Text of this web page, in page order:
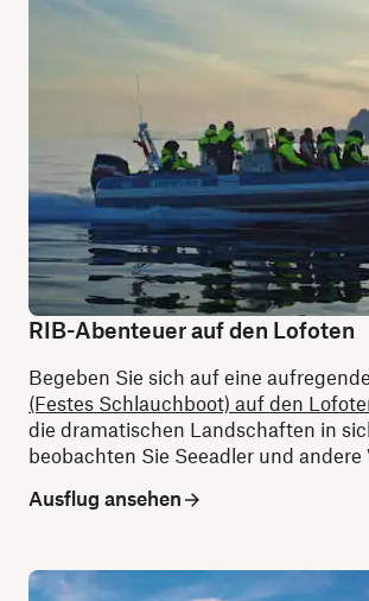
RIB-Abenteuer auf den Lofoten
Begeben Sie sich auf eine aufregende
(Festes Schlauchboot) auf den
die dramatischen Landschaften in
beobachten Sie Seeadler und andere
Ausflug ansehen